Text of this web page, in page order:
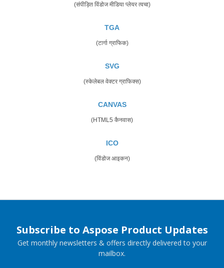
(संपीड़ित विंडोज मीडिया प्लेयर त्वचा)
TGA
(टार्गा ग्राफिक)
SVG
(स्केलेबल वेक्टर ग्राफिक्स)
CANVAS
(HTML5 कैनवास)
ICO
(विंडोज आइकन)
Subscribe to Aspose Product Updates
Get monthly newsletters & offers directly delivered to your
mailbox.